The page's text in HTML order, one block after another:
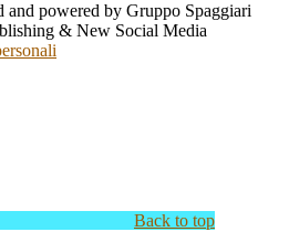
and powered by Gruppo Spaggiari
& New Social Media
Back to top